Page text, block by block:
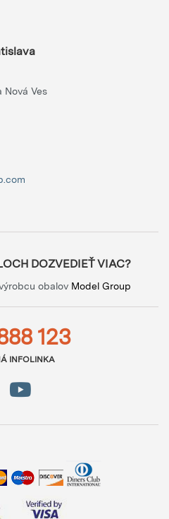
Nová Ves
DOZVEDIEŤ VIAC?
obalov Model Group
123
INFOLINKA